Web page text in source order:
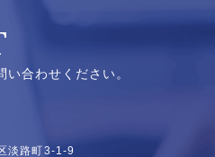
合わせください。
淡路町3-1-9